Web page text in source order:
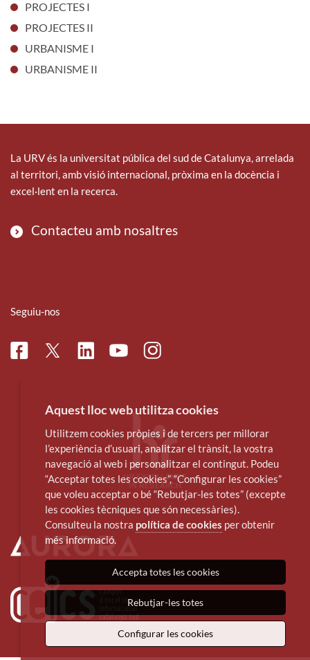
PROJECTES I
PROJECTES II
URBANISME I
URBANISME II
La URV és la universitat pública del sud de Catalunya, arrelada
al territori, amb visió internacional, pròxima en la docència i
excel·lent en la recerca.
Contacteu amb nosaltres
Seguiu-nos
FacebookTwitterLinkedinYoutubeInstagram
Aquest lloc web utilitza cookies
Utilitzem cookies pròpies i de tercers per millorar
l’experiència d’usuari, analitzar el trànsit, la vostra
navegació al web i personalitzar el contingut. Podeu
“Acceptar totes les cookies”, “Configurar les cookies”
que voleu acceptar o bé “Rebutjar-les totes” (excepte
les cookies tècniques que són necessàries).
Consulteu la nostra política de cookies per obtenir
més informació.
Accepta totes les cookies
Rebutjar-les totes
Configurar les cookies